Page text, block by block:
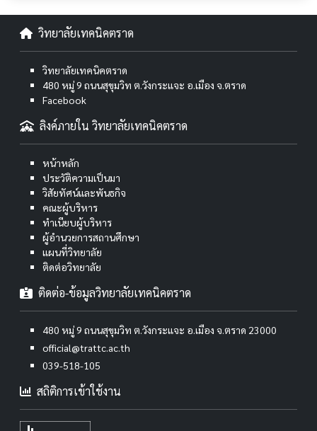
วิทยาลัยเทคนิคตราด
วิทยาลัยเทคนิคตราด
480 หมู่ 9 ถนนสุขุมวิท ต.วังกระแจะ อ.เมือง จ.ตราด
Facebook
ลิงค์ภายใน วิทยาลัยเทคนิคตราด
หน้าหลัก
ประวัติความเป็นมา
วิสัยทัศน์และพันธกิจ
คณะผู้บริหาร
ทำเนียบผู้บริหาร
ผู้อำนวยการสถานศึกษา
แผนที่วิทยาลัย
ติดต่อวิทยาลัย
ติดต่อ-ข้อมูลวิทยาลัยเทคนิคตราด
480 หมู่ 9 ถนนสุขุมวิท ต.วังกระแจะ อ.เมือง จ.ตราด 23000
official@trattc.ac.th
039-518-105
สถิติการเข้าใช้งาน